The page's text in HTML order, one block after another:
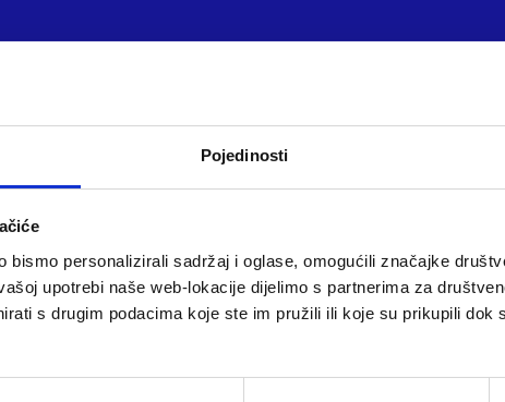
Pojedinosti
bismo personalizirali sadržaj i oglase, omogućili značajke
upotrebi naše web-lokacije dijelimo s partnerima za
s drugim podacima koje ste im pružili ili koje su prikupili dok